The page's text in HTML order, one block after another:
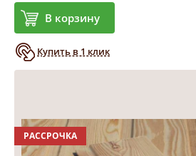
В корзину
Купить в 1 клик
РАССРОЧКА